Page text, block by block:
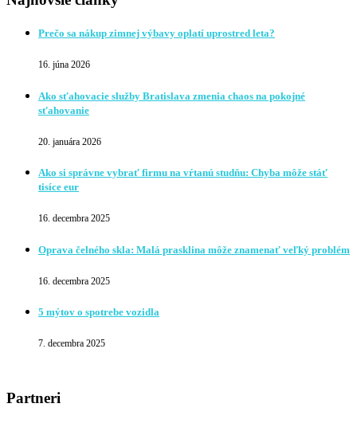
Prečo sa nákup zimnej výbavy oplatí uprostred leta?
16. júna 2026
Ako sťahovacie služby Bratislava zmenia chaos na pokojné
sťahovanie
20. januára 2026
Ako si správne vybrať firmu na vŕtanú studňu: Chyba môže stáť
tisíce eur
16. decembra 2025
Oprava čelného skla: Malá prasklina môže znamenať veľký problém
16. decembra 2025
5 mýtov o spotrebe vozidla
7. decembra 2025
Partneri